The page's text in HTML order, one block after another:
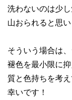
洗わないのは少
山おられると思い
そういう場合は
褪色を最小限に
質と色持ちを考
幸いです！